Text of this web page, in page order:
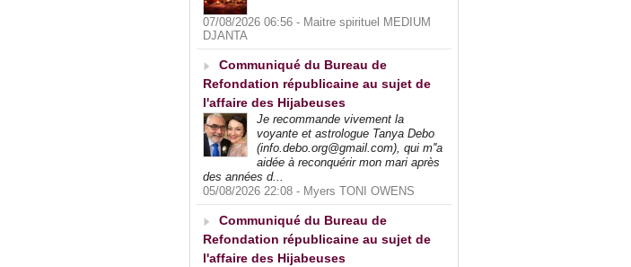
07/08/2026 06:56 - Maitre spirituel MEDIUM
DJANTA
Communiqué du Bureau de
Refondation républicaine au sujet de
l'affaire des Hijabeuses
Je recommande vivement la
voyante et astrologue Tanya Debo
(info.debo.org@gmail.com), qui m''a
aidée à reconquérir mon mari après
des années d...
05/08/2026 22:08 - Myers TONI OWENS
Communiqué du Bureau de
Refondation républicaine au sujet de
l'affaire des Hijabeuses